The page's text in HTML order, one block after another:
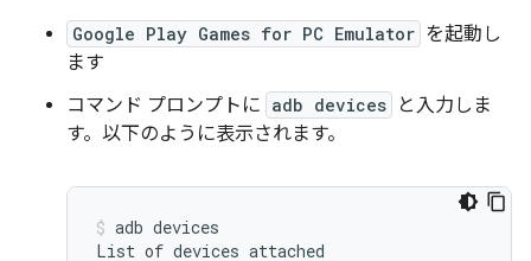
Google Play Games for PC Emulator を起動し
ます
コマンド プロンプトに adb devices
と入力しま
す。以下のように表示されます。
adb devices
List of devices attached